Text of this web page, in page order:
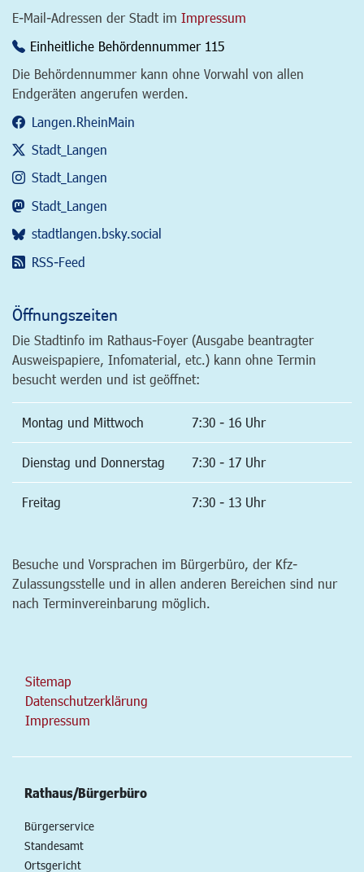
E-Mail-Adressen der Stadt im Impressum
Einheitliche Behördennummer 115
Die Behördennummer kann ohne Vorwahl von allen
Endgeräten angerufen werden.
Langen.RheinMain
Stadt_Langen
Stadt_Langen
Stadt_Langen
stadtlangen.bsky.social
RSS-Feed
Öffnungszeiten
Die Stadtinfo im Rathaus-Foyer (Ausgabe beantragter
Ausweispapiere, Infomaterial, etc.) kann ohne Termin
besucht werden und ist geöffnet:
Montag und Mittwoch 7:30 - 16 Uhr
Dienstag und Donnerstag 7:30 - 17 Uhr
Freitag 7:30 - 13 Uhr
Besuche und Vorsprachen im Bürgerbüro, der Kfz-
Zulassungsstelle und in allen anderen Bereichen sind nur
nach Terminvereinbarung möglich.
Sitemap
Datenschutzerklärung
Impressum
Rathaus/Bürgerbüro
Bürgerservice
Standesamt
Ortsgericht